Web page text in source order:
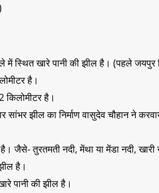
में स्थित खारे पानी की झील है। (पहले जयपुर
है।
किलोमीटर है।
झील का निर्माण वासुदेव चौहान ने
जैसे- तुरतमती नदी, मेंथा या मेंडा नदी,
है।
पानी की झील है।